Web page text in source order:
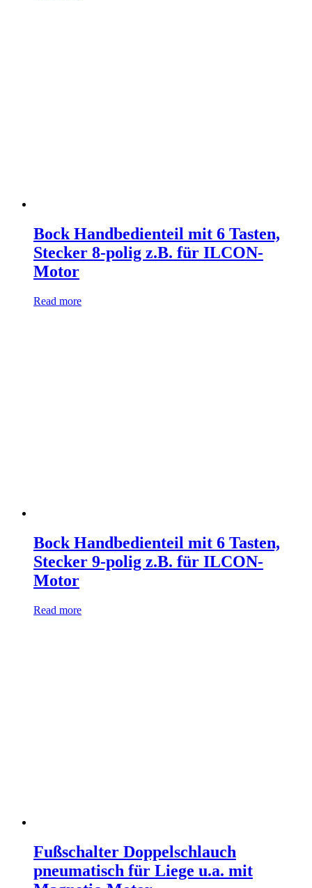
Bock Handbedienteil mit 6 Tasten,
Stecker 8-polig z.B. für ILCON-
Motor
Read more
Bock Handbedienteil mit 6 Tasten,
Stecker 9-polig z.B. für ILCON-
Motor
Read more
Fußschalter Doppelschlauch
pneumatisch für Liege u.a. mit